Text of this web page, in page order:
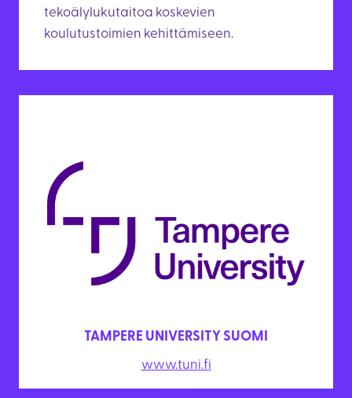
tekoälylukutaitoa koskevien
koulutustoimien kehittämiseen.
TAMPERE UNIVERSITY SUOMI
www.tuni.fi